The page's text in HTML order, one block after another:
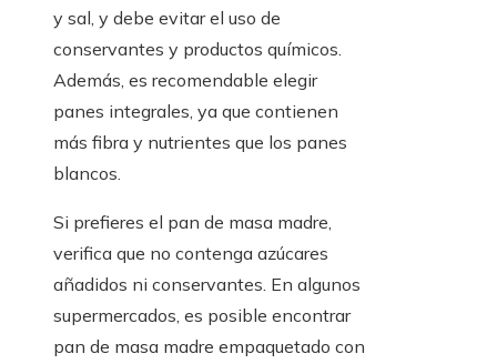
y sal, y debe evitar el uso de
conservantes y productos químicos.
Además, es recomendable elegir
panes integrales, ya que contienen
más fibra y nutrientes que los panes
blancos.
Si prefieres el pan de masa madre,
verifica que no contenga azúcares
añadidos ni conservantes. En algunos
supermercados, es posible encontrar
pan de masa madre empaquetado con